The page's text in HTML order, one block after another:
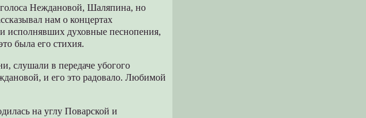
Неждановой, Шаляпина, но
нам о концертах
исполнявших духовные песнопения,
была его стихия.
слушали в передаче убогого
и его это радовало. Любимой
на углу Поварской и